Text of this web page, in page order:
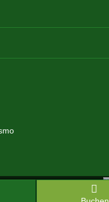
settore prodotto in Germania